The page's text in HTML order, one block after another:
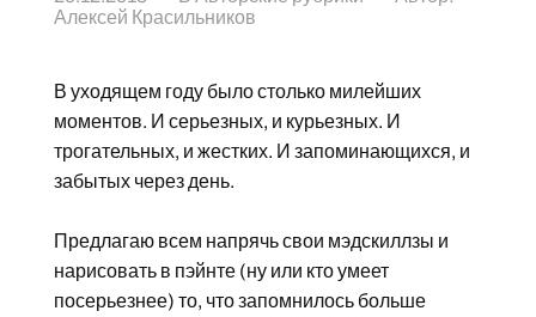
Алексей Красильников
В уходящем году было столько милейших
моментов. И серьезных, и курьезных. И
трогательных, и жестких. И запоминающихся, и
забытых через день.
Предлагаю всем напрячь свои мэдскиллзы и
нарисовать в пэйнте (ну или кто умеет
посерьезнее) то, что запомнилось больше